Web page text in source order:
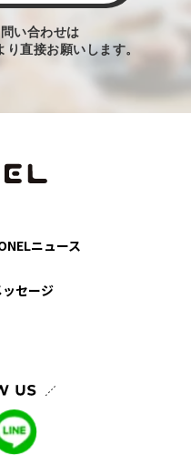
い合わせは
り直接お願いします。
ニュース
ッセージ